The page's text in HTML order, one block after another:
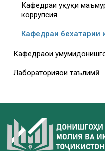
Кафедраи ҳуқуқи
коррупсия
Кафедраи бехатарии
Кафедраҳои
Лабораторияҳои таълимӣ